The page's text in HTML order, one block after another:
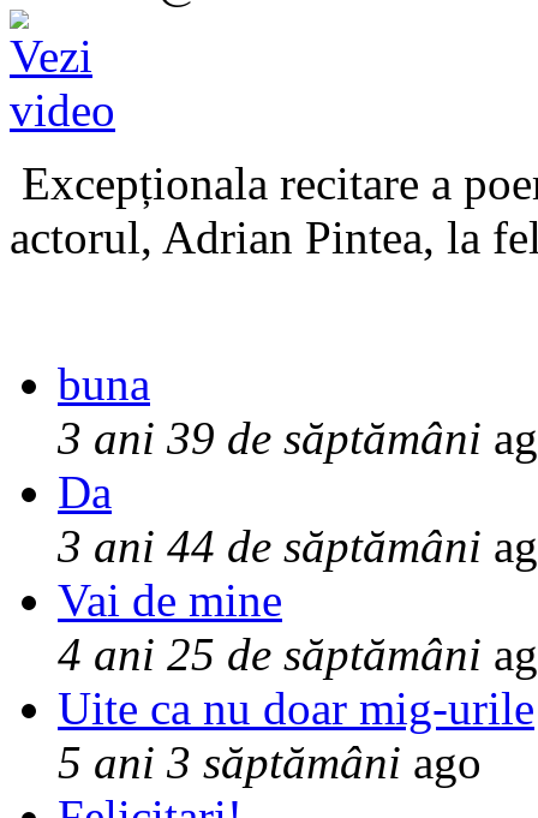
Excepționala recitare a
actorul, Adrian Pintea, la
buna
3 ani 39 de săptămâni
Da
3 ani 44 de săptămâni
Vai de mine
4 ani 25 de săptămâni
Uite ca nu doar mig-urile
5 ani 3 săptămâni ago